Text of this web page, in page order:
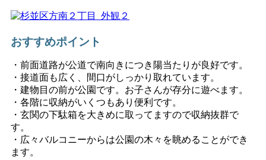
おすすめポイント
・前面道路が公道で南向きにつき陽当たりが良好です。
・接道面も広く、間口がしっかり取れています。
・建物目の前が公園です。お子さんが存分に遊べます。
・各階に収納がいくつもあり便利です。
・玄関の下駄箱を大きめに取ってますので収納抜群で
す。
・広々バルコニーからは公園の木々を眺めることができ
ます。